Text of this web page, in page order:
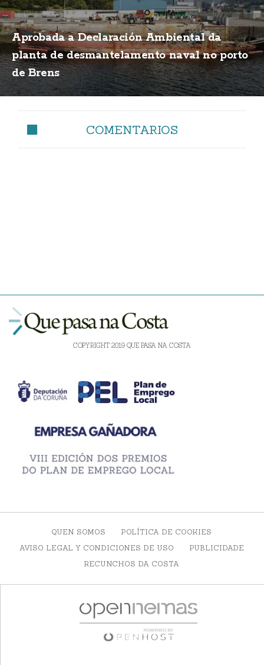
Aprobada a Declaración Ambiental da
planta de desmantelamento naval no porto
de Brens
COMENTARIOS
COPYRIGHT 2019 QUE PASA NA COSTA
QUEN SOMOS
POLÍTICA DE COOKIES
AVISO LEGAL Y CONDICIONES DE USO
PUBLICIDADE
RECUNCHOS DA COSTA